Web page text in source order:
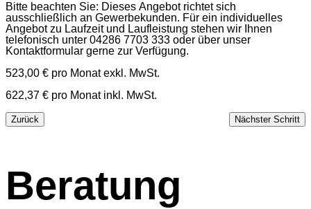
Bitte beachten Sie: Dieses Angebot richtet sich
ausschließlich an Gewerbekunden. Für ein individuelles
Angebot zu Laufzeit und Laufleistung stehen wir Ihnen
telefonisch unter 04286 7703 333 oder über unser
Kontaktformular gerne zur Verfügung.
523,00 € pro Monat exkl. MwSt.
622,37 € pro Monat inkl. MwSt.
Zurück Nächster Schritt
Beratung